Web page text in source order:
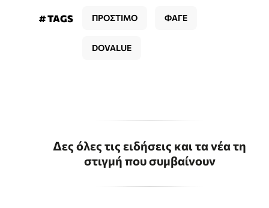
# TAGS ΠΡΟΣΤΙΜΟ ΦΑΓΕ
DOVALUE
Δες όλες τις ειδήσεις και τα νέα τη
στιγμή που συμβαίνουν